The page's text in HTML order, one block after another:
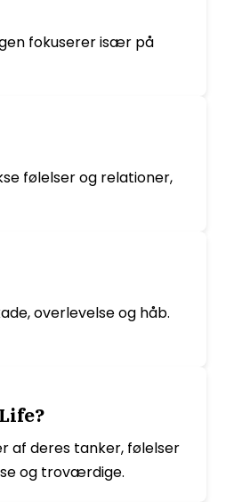
fokuserer især på
følelser og relationer,
overlevelse og håb.
af deres tanker, følelser
og troværdige.